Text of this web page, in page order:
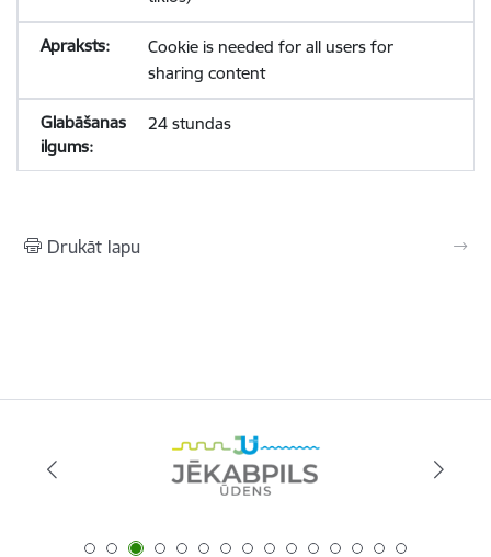
Cookie is needed for all users for
sharing content
24 stundas
Drukāt lapu